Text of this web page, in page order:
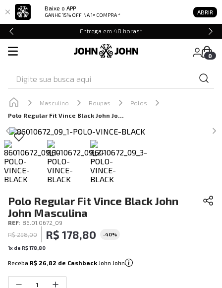
Baixe o APP
GANHE 15% OFF NA 1ª COMPRA * ABRIR
Entrega em 48 horas*
0
Masculino Roupas
Polos
Polo Regular Fit Vince Black John John Masculina
Polo Regular Fit Vince Black John
John Masculina
REF: 86.01.0672_09
R$ 298,00 R$ 178,80 -40%
1x de R$178 80
Receba R$ 26,82 de Cashback John John